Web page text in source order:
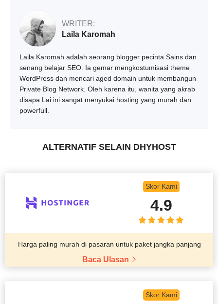
WRITER:
Laila Karomah
Laila Karomah adalah seorang blogger pecinta Sains dan
senang belajar SEO. Ia gemar mengkostumisasi theme
WordPress dan mencari aged domain untuk membangun
Private Blog Network. Oleh karena itu, wanita yang akrab
disapa Lai ini sangat menyukai hosting yang murah dan
powerfull.
ALTERNATIF SELAIN DHYHOST
Skor Kami
4.9
Harga paling murah di pasaran untuk paket jangka panjang
Baca Ulasan
Skor Kami